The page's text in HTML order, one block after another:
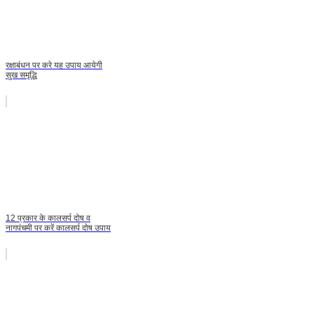
रक्षाबंधन पर करे यह उपाय आयेगी
सुख समृद्धि
12 प्रकार के कालसर्प दोष व
नागपंचमी पर करें कालसर्प दोष उपाय